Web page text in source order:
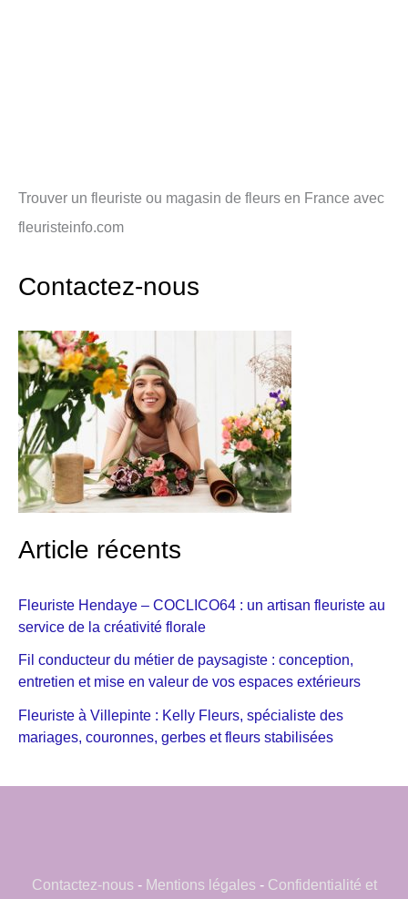
Trouver un fleuriste ou magasin de fleurs en France avec
fleuristeinfo.com
Contactez-nous
Article récents
Fleuriste Hendaye – COCLICO64 : un artisan fleuriste au
service de la créativité florale
Fil conducteur du métier de paysagiste : conception,
entretien et mise en valeur de vos espaces extérieurs
Fleuriste à Villepinte : Kelly Fleurs, spécialiste des
mariages, couronnes, gerbes et fleurs stabilisées
Contactez-nous - Mentions légales - Confidentialité et